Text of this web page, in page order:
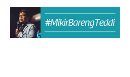
Skip
content